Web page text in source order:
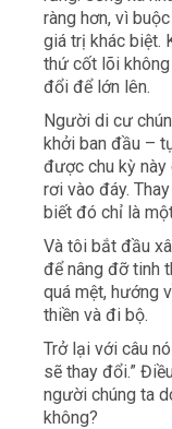
ràng hơn, vì
giá trị khác biệt.
thứ cốt lõi
đổi để lớn lên.
Người di cư
khởi ban đầu –
được chu kỳ này
rơi vào đáy.
biết đó chỉ là
Và tôi bắt đầu
để nâng đỡ tinh
quá mệt, hướng
thiền và đi bộ.
Trở lại với câu
sẽ thay đổi.”
người chúng ta
không?